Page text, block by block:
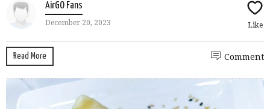
AirGO Fans
December 20, 2023 Like
Read More Comment